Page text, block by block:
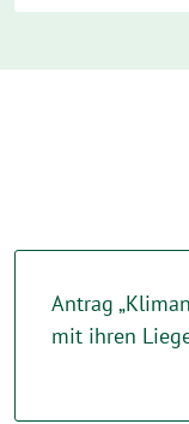
Antrag
mit ihren